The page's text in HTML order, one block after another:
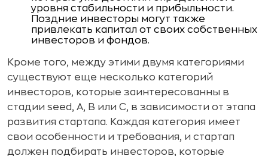
уровня стабильности и прибыльности.
Поздние инвесторы могут также
привлекать капитал от своих собственных
инвесторов и фондов.
Кроме того, между этими двумя категориями
существуют еще несколько категорий
инвесторов, которые заинтересованны в
стадии seed, A, B или C, в зависимости от этапа
развития стартапа. Каждая категория имеет
свои особенности и требования, и стартап
должен подбирать инвесторов, которые